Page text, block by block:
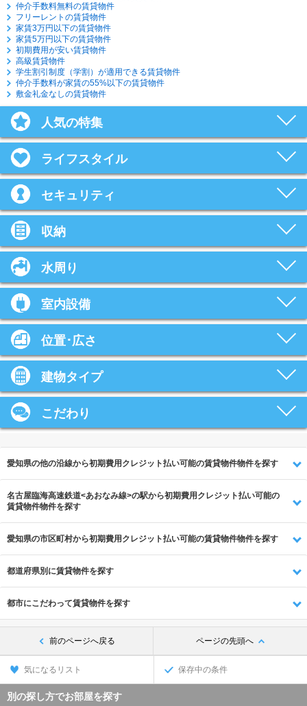
仲介手数料無料の賃貸物件
フリーレントの賃貸物件
家賃3万円以下の賃貸物件
家賃5万円以下の賃貸物件
初期費用が安い賃貸物件
高級賃貸物件
学生割引制度（学割）が適用できる賃貸物件
仲介手数料が家賃の55%以下の賃貸物件
敷金礼金なしの賃貸物件
人気の特集
ライフスタイル
セキュリティ
収納
水周り
室内設備
位置･広さ
建物タイプ
こだわり
愛知県の他の沿線から初期費用クレジット払い可能の賃貸物件物件を探す
名古屋臨海高速鉄道<あおなみ線>の駅から初期費用クレジット払い可能の
賃貸物件物件を探す
愛知県の市区町村から初期費用クレジット払い可能の賃貸物件物件を探す
都道府県別に賃貸物件を探す
都市にこだわって賃貸物件を探す
前のページへ戻る ページの先頭へ
気になるリスト 保存中の条件
別の探し方でお部屋を探す